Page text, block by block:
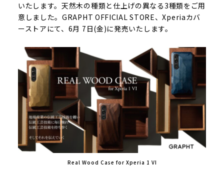
いたします。天然木の種類と仕上げの異なる3種類をご用
意しました。GRAPHT OFFICIAL STORE、Xperiaカバ
ーストアにて、6月 7日(金)に発売いたします。
Real Wood Case for Xperia 1 VI